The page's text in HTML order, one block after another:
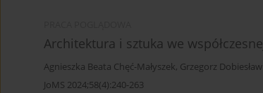
Architektura i sztuka we
Agnieszka Beata Chęć-Małyszek, Grzegorz
JoMS 2024;58(4):240-263